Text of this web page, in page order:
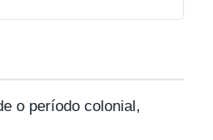
o período colonial,